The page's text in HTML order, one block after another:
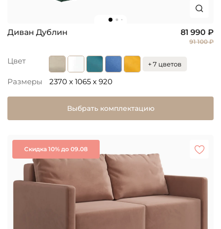
Диван Дублин 81 990 ₽
91 100 ₽
Цвет + 7 цветов
Размеры 2370 x 1065 x 920
Выбрать комплектацию
Скидка 10% до 09.08